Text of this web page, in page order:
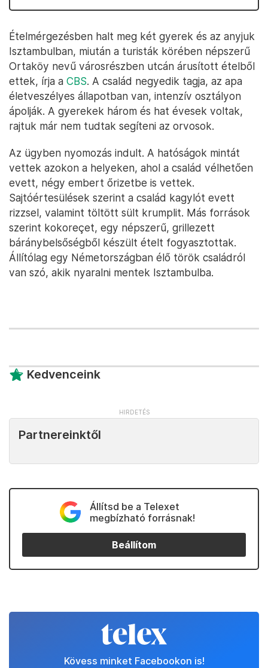
Ételmérgezésben halt meg két gyerek és az anyjuk
Isztambulban, miután a turisták körében népszerű
Ortaköy nevű városrészben utcán árusított ételből
ettek, írja a CBS. A család negyedik tagja, az apa
életveszélyes állapotban van, intenzív osztályon
ápolják. A gyerekek három és hat évesek voltak,
rajtuk már nem tudtak segíteni az orvosok.
Az ügyben nyomozás indult. A hatóságok mintát
vettek azokon a helyeken, ahol a család vélhetően
evett, négy embert őrizetbe is vettek.
Sajtóértesülések szerint a család kagylót evett
rizzsel, valamint töltött sült krumplit. Más források
szerint kokoreçet, egy népszerű, grillezett
báránybelsőségből készült ételt fogyasztottak.
Állítólag egy Németországban élő török családról
van szó, akik nyaralni mentek Isztambulba.
Kedvenceink
Partnereinktől
Állítsd be a Telexet
megbízható forrásnak!
Beállítom
Kövess minket Facebookon is!